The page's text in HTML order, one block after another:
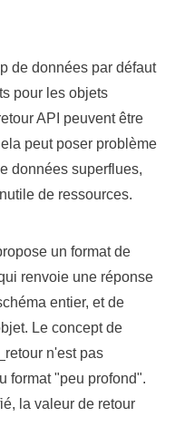
de données par défaut
pour les objets
API peuvent être
peut poser problème
données superflues,
de ressources.
un format de
renvoie une réponse
entier, et de
Le concept de
n'est pas
format "peu profond".
la valeur de retour